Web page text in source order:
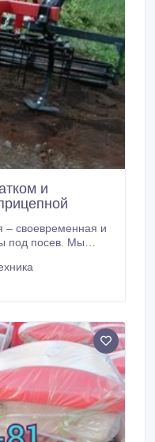
и
– своевременная и
посев. Мы
который